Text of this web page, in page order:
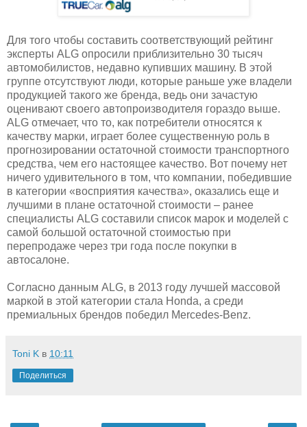
Для того чтобы составить соответствующий рейтинг
эксперты ALG опросили приблизительно 30 тысяч
автомобилистов, недавно купивших машину. В этой
группе отсутствуют люди, которые раньше уже владели
продукцией такого же бренда, ведь они зачастую
оценивают своего автопроизводителя гораздо выше.
ALG отмечает, что то, как потребители относятся к
качеству марки, играет более существенную роль в
прогнозировании остаточной стоимости транспортного
средства, чем его настоящее качество. Вот почему нет
ничего удивительного в том, что компании, победившие
в категории «восприятия качества», оказались еще и
лучшими в плане остаточной стоимости – ранее
специалисты ALG составили список марок и моделей с
самой большой остаточной стоимостью при
перепродаже через три года после покупки в
автосалоне.
Согласно данным ALG, в 2013 году лучшей массовой
маркой в этой категории стала Honda, а среди
премиальных брендов победил Mercedes-Benz.
Toni K в 10:11
Поделиться